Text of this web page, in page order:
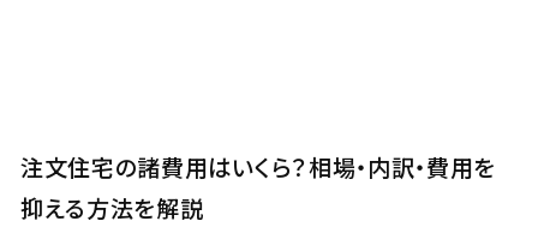
注文住宅の諸費用はいくら？相場・内訳・費用を
抑える方法を解説